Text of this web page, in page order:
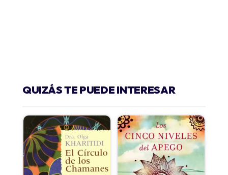
QUIZÁS TE PUEDE INTERESAR